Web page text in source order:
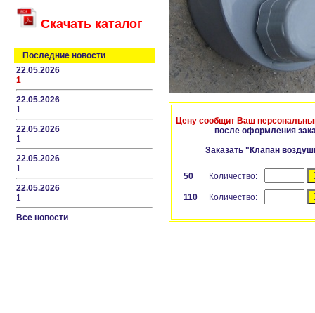
Скачать каталог
Последние новости
22.05.2026
1
22.05.2026
1
22.05.2026
1
22.05.2026
1
22.05.2026
1
Все новости
Цену сообщит Ваш
после оформления
Заказать "Клапан
50 Количество:
110 Количество: